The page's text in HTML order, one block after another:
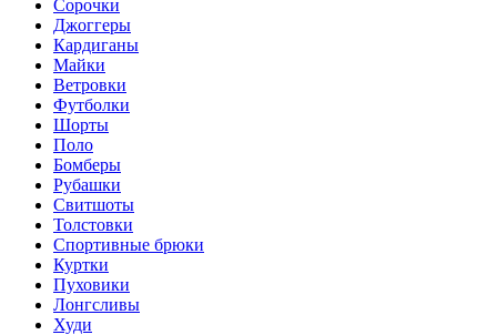
Сорочки
Джоггеры
Кардиганы
Майки
Ветровки
Футболки
Шорты
Поло
Бомберы
Рубашки
Свитшоты
Толстовки
Спортивные брюки
Куртки
Пуховики
Лонгсливы
Худи